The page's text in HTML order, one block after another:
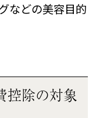
などの美容目的
控除の対象